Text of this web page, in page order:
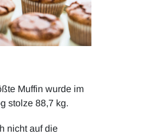
Muffin wurde im
stolze 88,7 kg.
nicht auf die